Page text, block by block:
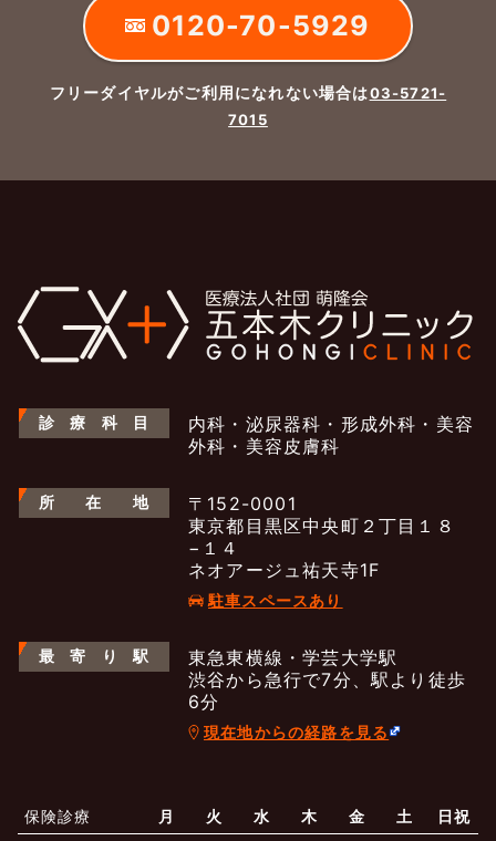
0120-70-5929
フリーダイヤルがご利用になれない場合は03-5721-
7015
診 療 科 目
内科・泌尿器科・形成外科・美容
外科・美容皮膚科
所 在 地
〒152-0001
東京都目黒区中央町２丁目１８
−１４
ネオアージュ祐天寺1F
駐車スペースあり
最 寄 り 駅
東急東横線・学芸大学駅
渋谷から急行で7分、駅より徒歩
6分
現在地からの経路を見る
保険診療 月 火 水 木 金 土 日祝